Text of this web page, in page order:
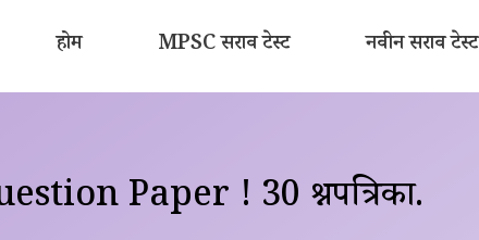
होम MPSC सराव टेस्ट नवीन सराव टेस्ट
Paper ! 30 प्रश्नपत्रिका.